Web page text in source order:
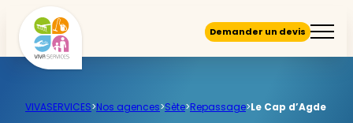
Demander un devis
VIVASERVICES>Nos agences>Sète>Repassage>Le Cap d’Agde